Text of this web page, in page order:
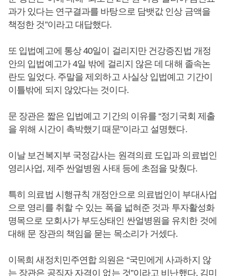
과가 있다는 연구결과를 바탕으로 담뱃값 인상 금액을
책정한 것”이라고 대답했다.
또 입법예고에 통상 40일이 걸리지만 건강증진법 개정
안의 입법예고가 4일 밖에 걸리지 않은 데 대해 졸속논
란도 일었다. 주말을 제외하고 사실상 입법예고 기간이
이틀밖에 되지 않았다는 것이다.
문 장관은 짧은 입법예고 기간의 이유를 “정기국회 제출
을 위해 시간이 촉박했기 때문”이라고 설명했다.
이날 보건복지부 국정감사는 원격의료 도입과 의료법인
영리사업, 제주 싼얼병원 사태 등에 초점을 맞췄다.
특히 의료법 시행규칙 개정안으로 의료법인이 부대사업
으로 영리를 취할 수 있는 폭을 넓혀준 것과 투자활성화
명목으로 모회사가 부도상태인 싼얼병원을 유치한 것에
대해 문 장관의 책임을 묻는 목소리가 거셌다.
이목희 새정치민주연합 의원은 “국민에게 사과하지 않
는 장관은 공직자 자격이 없는 것”이라고 비난했다. 김미